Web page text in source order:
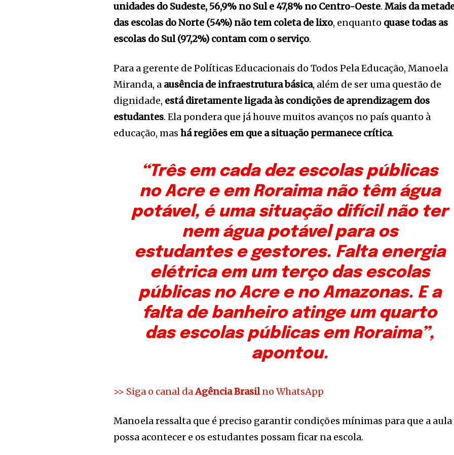
unidades do Sudeste, 56,9% no Sul e 47,8% no Centro-Oeste.Mais da
das escolas do Norte (54%) não tem coleta de lixo, enquanto quase todas as
escolas do Sul (97,2%) contam com o serviço.
Para a gerente de Políticas Educacionais do Todos Pela Educação, Manoela
Miranda, a ausência de infraestrutura básica, além de ser uma questão de
dignidade, está diretamente ligada às condições de aprendizagem dos
estudantes. Ela pondera que já houve muitos avanços no país quanto à
educação, mashá regiões em que a situação permanece crítica.
“Três em cada dez escolas públicas
no Acre e em Roraima não têm água
potável, é uma situação difícil não ter
nem água potável para os
estudantes e gestores. Falta energia
elétrica em um terço das escolas
públicas no Acre e no Amazonas. E a
falta de banheiro atinge um quarto
das escolas públicas em Roraima”,
apontou.
>> Siga o canal daAgência Brasilno WhatsApp
Manoela ressalta que é preciso garantir condições mínimas para que a aula
possa acontecer e os estudantes possam ficar na escola.